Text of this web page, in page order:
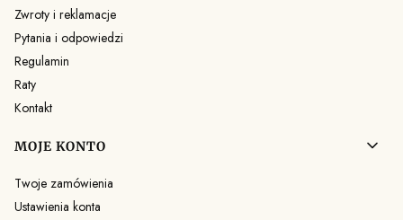
Zwroty i reklamacje
Pytania i odpowiedzi
Regulamin
Raty
Kontakt
MOJE KONTO
Twoje zamówienia
Ustawienia konta